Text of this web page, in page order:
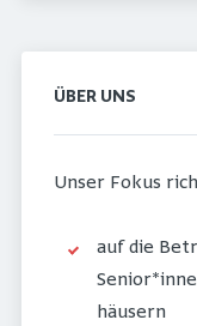
ÜBER UNS
Unser Fokus
auf die
häusern